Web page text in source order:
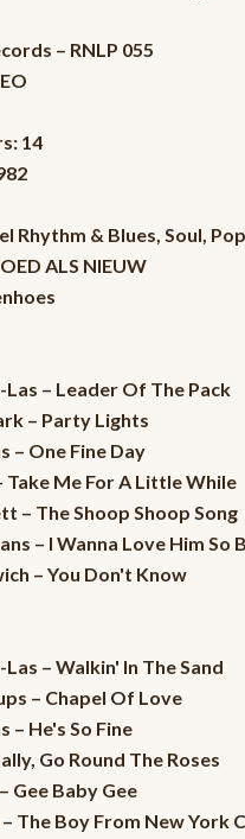
– RNLP 055
14
Rhythm & Blues, Soul,
ALS NIEUW
Las – Leader Of The Pack
– Party Lights
– One Fine Day
Take Me For A Little While
– The Shoop Shoop Song
– I Wanna Love Him So
– You Don't Know
– Walkin' In The Sand
– Chapel Of Love
– He's So Fine
Go Round The Roses
Gee Baby Gee
The Boy From New York